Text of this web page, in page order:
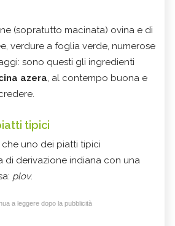
(sopratutto macinata) ovina e di
verdure a foglia verde, numerose
sono questi gli ingredienti
azera, al contempo buona e
tipici
che uno dei piatti tipici
di derivazione indiana con una
plov.
a leggere dopo la pubblicità